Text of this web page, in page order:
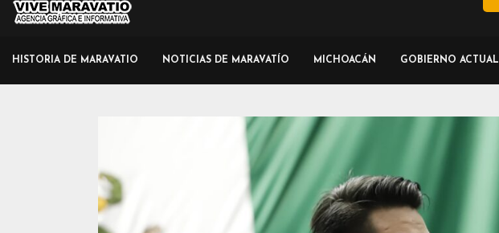
HISTORIA DE MARAVATIO NOTICIAS DE MARAVATÍO MICHOACÁN GOBIERNO ACTUAL